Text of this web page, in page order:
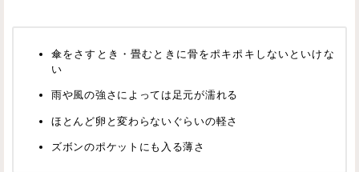
傘をさすとき・畳むときに骨をポキポキしないといけな
い
雨や風の強さによっては足元が濡れる
ほとんど卵と変わらないぐらいの軽さ
ズボンのポケットにも入る薄さ